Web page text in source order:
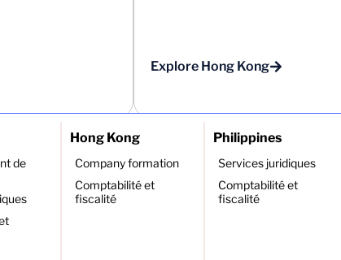
de
Hong Kong
Company formation
Comptabilité et
fiscalité
Philippines
Services juridiques
Comptabilité et
fiscalité
Explore Hong Kong